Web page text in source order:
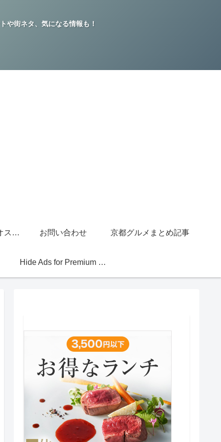
や街ネタ、気になる情報も！
グッチジャパン的オススメ店 お問い合わせ 京都グルメまとめ記事
Hide Ads for Premium Members